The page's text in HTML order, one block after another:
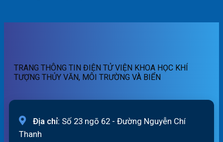
07/8/2026
19h
lũ
cảnh
ngày
06/8/2026
TRANG THÔNG TIN ĐIỆN TỬ VIỆN KHOA HỌC KHÍ
TƯỢNG THỦY VĂN, MÔI TRƯỜNG VÀ BIỂN
Địa chỉ: Số 23 ngõ 62 - Đường Nguyễn Chí
Thanh